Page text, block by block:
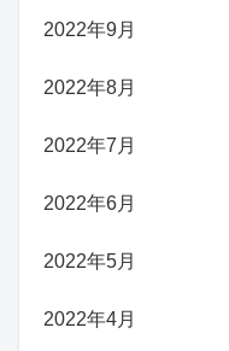
2022年9月
2022年8月
2022年7月
2022年6月
2022年5月
2022年4月